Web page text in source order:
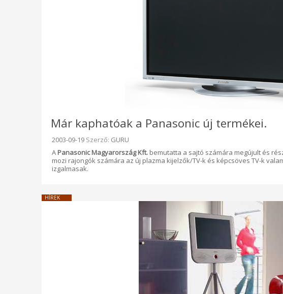
Már kaphatóak a Panasonic új termékei.
Beküldve:
2003-09-19 Szerző: GURU
A Panasonic Magyarország Kft. bemutatta a sajtó számára megújult és
mozi rajongók számára az új plazma kijelzők/TV-k és képcsöves TV-k
izgalmasak.
HÍREK